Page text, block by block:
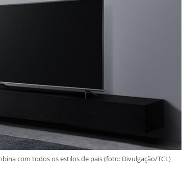
com todos os estilos de pais (foto: Divulgação/TCL)